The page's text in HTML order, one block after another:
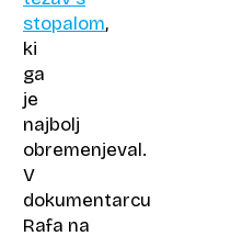
stopalom,
ki
ga
je
najbolj
obremenjeval.
V
dokumentarcu
Rafa na